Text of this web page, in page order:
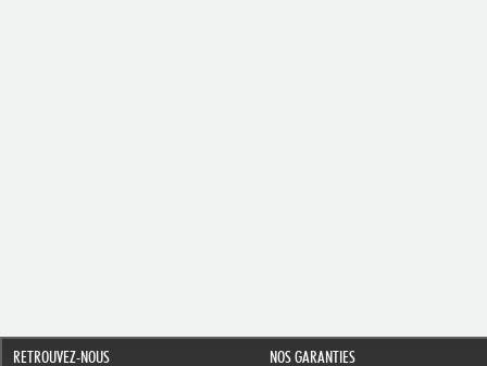
RETROUVEZ-NOUS NOS GARANTIES